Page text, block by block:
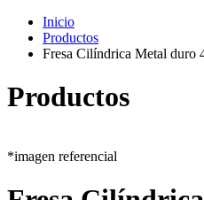
Inicio
Productos
Fresa Cilíndrica Metal
Productos
*imagen referencial